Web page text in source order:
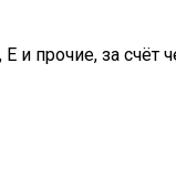
прочие, за счёт